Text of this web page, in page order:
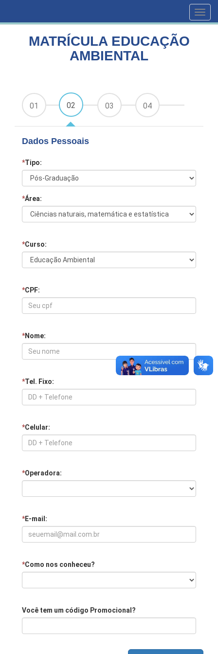
MATRÍCULA EDUCAÇÃO
AMBIENTAL
01 02 03 04
Dados Pessoais
*Tipo:
*Área:
*Curso:
*CPF:
*Nome:
*Tel. Fixo:
*Celular:
*Operadora:
*E-mail:
*Como nos conheceu?
Você tem um código Promocional?